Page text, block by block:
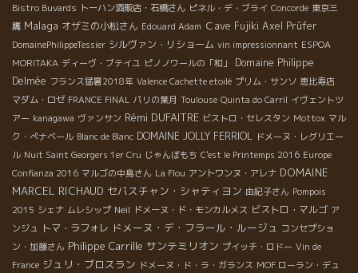
Bistro Buvards トーハン酒販店・石橋さん ピネル・デ・ブライ Concorde 東京三
鷹 Malaga オザミの小松さん Edouard Adam Ｃave Fujiki Axel Prüfer
DomainePhilippeTessier シルヴァン・リショーム vin impressionnant ESPOA
MORITAKA ディーヴ・ブテイユ ピノノワールの「和」
Domaine Philippe
Delmée フランス猛暑2018年 Valence Cachette etoilé プリム・サンソ 恵比寿店
マダム・ロゼ FRANCE FINAL パリの葉月 Toulouse Quinta do Carril イヴェントツ
アー kanagawa ヴァンサン Rémi DUFAITRE ビストロ・セレスタン Mottox マル
ク・ぺナベール Blanc de Blanc DOMAINE JOLLY FERRIOL ドメーヌ・レグリエー
ル Nuit Saint Georgers 1er Cru じゃんぼもち C'est le Printemps 2016 Europe
Confianza 2016 マルゴの中島さん La Flou アントワンヌ・アレナ DOMAINE
MARCEL RICHAUD セバスチャン・シャティヨン 由紀子さん Pompois
2015 シェナ ムレシップ Neil ドメーヌ・ド・モンカルメス ビストロ・マルゴ ア
ンジュ トマ・ラフォレ ドメーヌ・デ・フラール・ルージュ コンセプショ
ン・加藤さん Philippe Carrille サンテミリオン プイッチ・ロドー Vin de
France ジュリ・ブロスラン ドメーヌ・ド・ラ・ガランス MOF ローラン・デュ